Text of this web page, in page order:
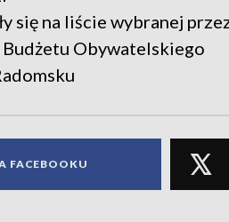
się na liście wybranej
Budżetu Obywatelskiego
FACEBOOKU